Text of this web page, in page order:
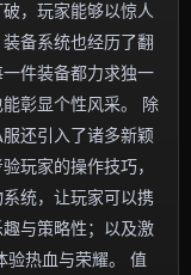
，玩家能够以惊人
备系统也经历了翻
件装备都力求独一
彰显个性风采。 除
还引入了诸多新颖
玩家的操作技巧，
统，让玩家可以携
与策略性；以及激
验热血与荣耀。 值